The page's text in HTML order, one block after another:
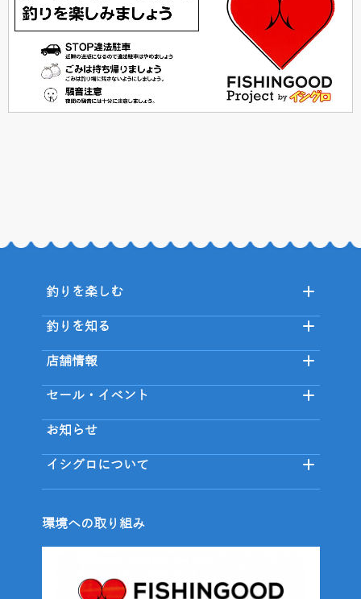
釣りを楽しむ
釣りを知る
店舗情報
セール・イベント
お知らせ
イシグロについて
環境への取り組み